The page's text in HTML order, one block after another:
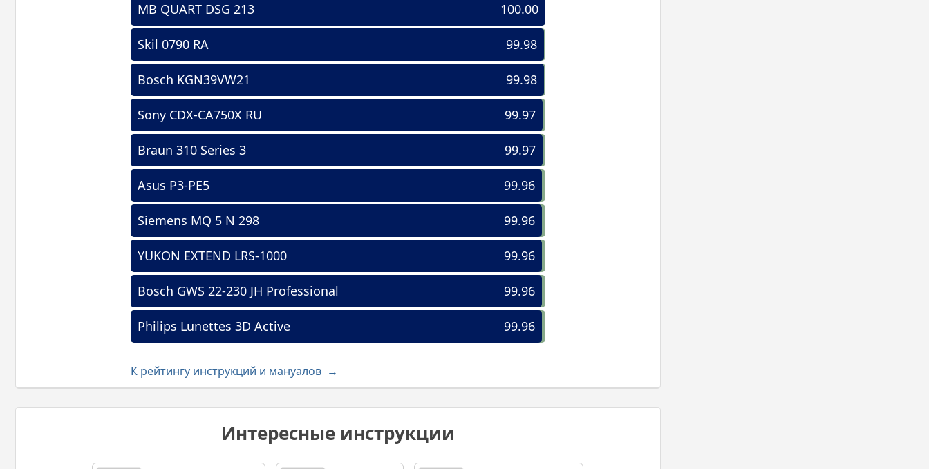
100.00
MB QUART DSG 213
99.98
Skil 0790 RA
99.98
Bosch KGN39VW21
99.97
Sony CDX-CA750X RU
99.97
Braun 310 Series 3
99.96
Asus P3-PE5
99.96
Siemens MQ 5 N 298
99.96
YUKON EXTEND LRS-1000
99.96
Bosch GWS 22-230 JH Professional
99.96
Philips Lunettes 3D Active
К рейтингу инструкций и мануалов →
Интересные инструкции